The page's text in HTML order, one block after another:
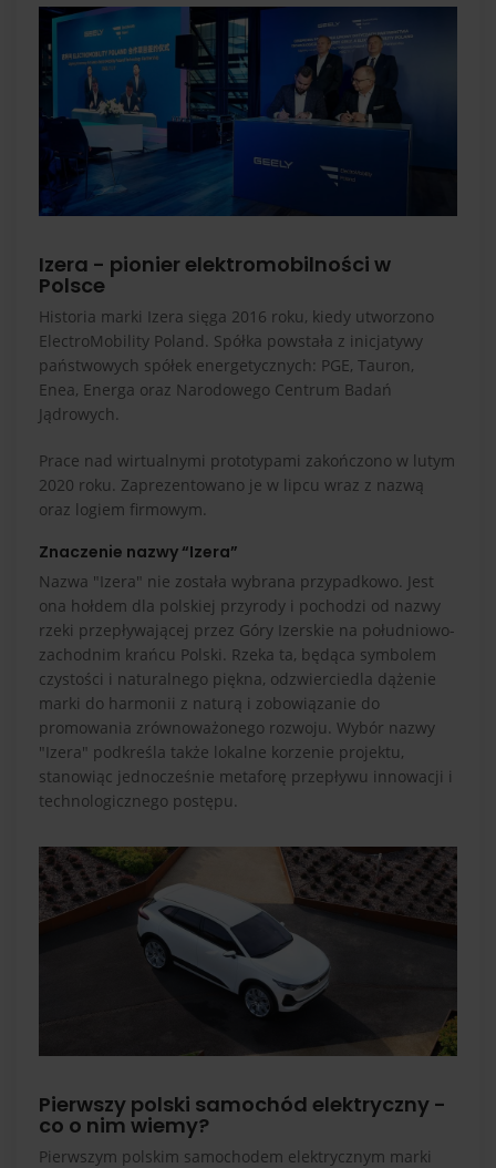
Izera - pionier elektromobilności w
Polsce
Historia marki Izera sięga 2016 roku, kiedy utworzono
ElectroMobility Poland. Spółka powstała z inicjatywy
państwowych spółek energetycznych: PGE, Tauron,
Enea, Energa oraz Narodowego Centrum Badań
Jądrowych.
Prace nad wirtualnymi prototypami zakończono w lutym
2020 roku. Zaprezentowano je w lipcu wraz z nazwą
oraz logiem firmowym.
Znaczenie nazwy “Izera”
Nazwa "Izera" nie została wybrana przypadkowo. Jest
ona hołdem dla polskiej przyrody i pochodzi od nazwy
rzeki przepływającej przez Góry Izerskie na południowo-
zachodnim krańcu Polski. Rzeka ta, będąca symbolem
czystości i naturalnego piękna, odzwierciedla dążenie
marki do harmonii z naturą i zobowiązanie do
promowania zrównoważonego rozwoju. Wybór nazwy
"Izera" podkreśla także lokalne korzenie projektu,
stanowiąc jednocześnie metaforę przepływu innowacji i
technologicznego postępu.
Pierwszy polski samochód elektryczny -
co o nim wiemy?
Pierwszym polskim samochodem elektrycznym marki